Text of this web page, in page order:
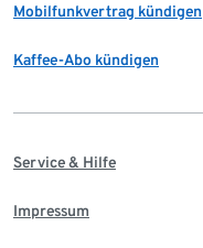
Mobilfunkvertrag kündigen
Kaffee-Abo kündigen
Service & Hilfe
Impressum